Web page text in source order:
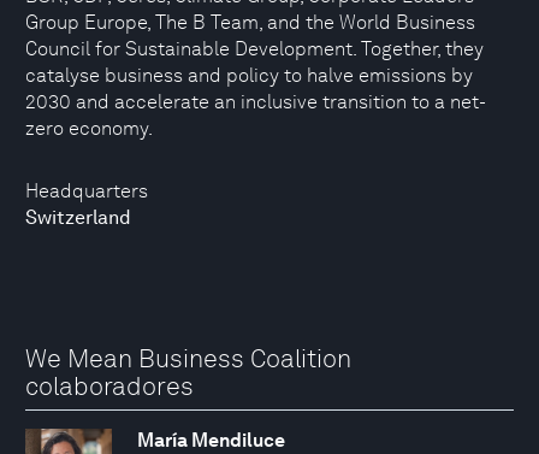
Headquarters
Switzerland
Group Europe, The B Team, and the World Business
Council for Sustainable Development. Together, they
catalyse business and policy to halve emissions by
2030 and accelerate an inclusive transition to a net-
zero economy.
We Mean Business Coalition
colaboradores
María Mendiluce